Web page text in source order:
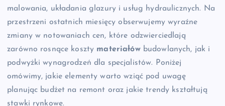
malowania, układania glazury i usług hydraulicznych. Na
przestrzeni ostatnich miesięcy obserwujemy wyraźne
zmiany w notowaniach cen, które odzwierciedlają
zarówno rosnące koszty materiałówbudowlanych, jak i
podwyżki wynagrodzeń dla specjalistów. Poniżej
omówimy, jakie elementy warto wziąć pod uwagę
planując budżet na remont oraz jakie trendy kształtują
stawki rynkowe.